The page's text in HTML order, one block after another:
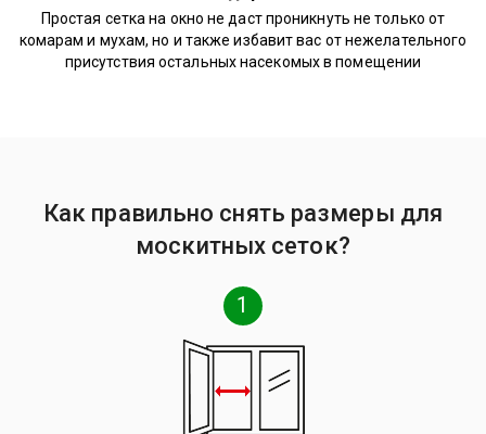
Простая сетка на окно не даст проникнуть не только от
комарам и мухам, но и также избавит вас от нежелательного
присутствия остальных насекомых в помещении
Как правильно снять размеры для
москитных сеток?
1